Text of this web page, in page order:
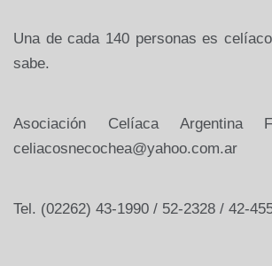
Una de cada 140 personas es
sabe.
Asociación Celíaca Argentina
celiacosnecochea@yahoo.com.ar
Tel. (02262) 43-1990 / 52-2328 / 42-